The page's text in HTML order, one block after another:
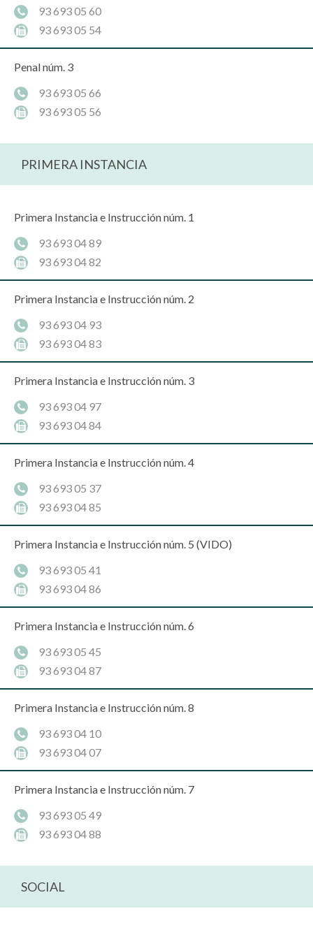
93 693 05 60
93 693 05 54
Penal núm. 3
93 693 05 66
93 693 05 56
PRIMERA INSTANCIA
Primera Instancia e Instrucción núm. 1
93 693 04 89
93 693 04 82
Primera Instancia e Instrucción núm. 2
93 693 04 93
93 693 04 83
Primera Instancia e Instrucción núm. 3
93 693 04 97
93 693 04 84
Primera Instancia e Instrucción núm. 4
93 693 05 37
93 693 04 85
Primera Instancia e Instrucción núm. 5 (VIDO)
93 693 05 41
93 693 04 86
Primera Instancia e Instrucción núm. 6
93 693 05 45
93 693 04 87
Primera Instancia e Instrucción núm. 8
93 693 04 10
93 693 04 07
Primera Instancia e Instrucción núm. 7
93 693 05 49
93 693 04 88
SOCIAL